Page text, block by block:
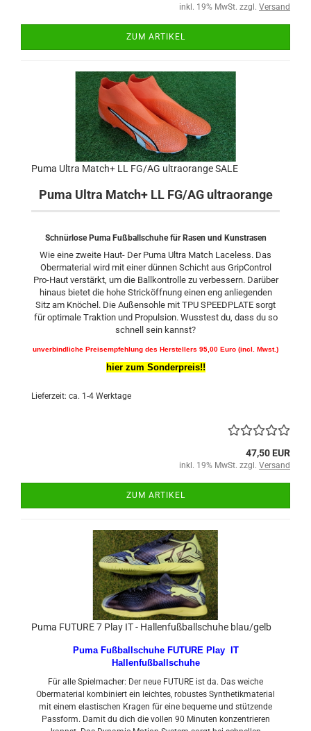
inkl. 19% MwSt. zzgl. Versand
ZUM ARTIKEL
Puma Ultra Match+ LL FG/AG ultraorange SALE
Puma Ultra Match+ LL FG/AG ultraorange
Schnürlose Puma Fußballschuhe für Rasen und Kunstrasen
Wie eine zweite Haut- Der Puma Ultra Match Laceless. Das
Obermaterial wird mit einer dünnen Schicht aus GripControl
Pro-Haut verstärkt, um die Ballkontrolle zu verbessern. Darüber
hinaus bietet die hohe Stricköffnung einen eng anliegenden
Sitz am Knöchel. Die Außensohle mit TPU SPEEDPLATE sorgt
für optimale Traktion und Propulsion. Wusstest du, dass du so
schnell sein kannst?
unverbindliche Preisempfehlung des Herstellers 95,00 Euro (incl. Mwst.)
hier zum Sonderpreis!!
Lieferzeit: ca. 1-4 Werktage
47,50 EUR
inkl. 19% MwSt. zzgl. Versand
ZUM ARTIKEL
Puma FUTURE 7 Play IT - Hallenfußballschuhe blau/gelb
Puma Fußballschuhe FUTURE Play IT
Hallenfußballschuhe
Für alle Spielmacher: Der neue FUTURE ist da. Das weiche
Obermaterial kombiniert ein leichtes, robustes Synthetikmaterial
mit einem elastischen Kragen für eine bequeme und stützende
Passform. Damit du dich die vollen 90 Minuten konzentrieren